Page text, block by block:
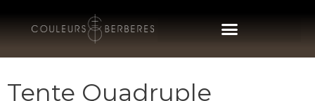
Tente Quadruple